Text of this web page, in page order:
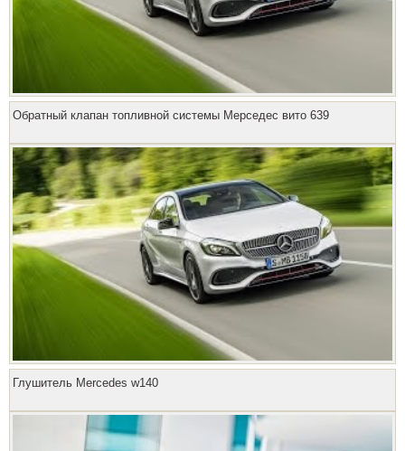
Обратный клапан топливной системы Мерседес вито 639
Глушитель Mercedes w140